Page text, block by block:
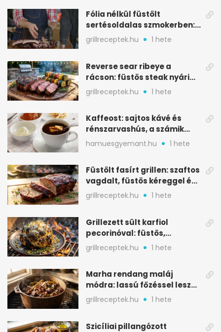
Fólia nélkül füstölt
sertésoldalas szmokerben:
ropogós bark, 6 óra
grillreceptek.hu 1 hete
Reverse sear ribeye a
rácson: füstös steak nyári
tökkebabbal
grillreceptek.hu 1 hete
Kaffeost: sajtos kávé és
rénszarvashús, a számik
melegítő itala
hamuesgyemant.hu 1 hete
Füstölt fasírt grillen: szaftos
vagdalt, füstös kéreggel és
BBQ mázzal
grillreceptek.hu 1 hete
Grillezett sült karfiol
pecorinóval: füstös,
karamellizált nyári kedvenc
grillreceptek.hu 1 hete
Marha rendang maláj
módra: lassú főzéssel lesz
igazán szaftos
grillreceptek.hu 1 hete
Szicíliai pillangózott